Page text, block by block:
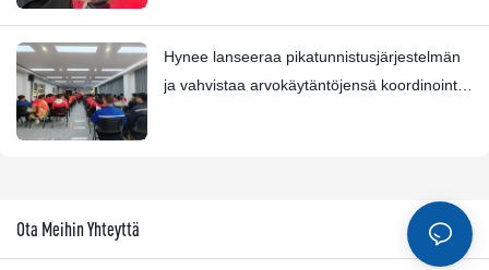
Hynee lanseeraa pikatunnistusjärjestelmän
ja vahvistaa arvokäytäntöjensä koordinointia
Ota Meihin Yhteyttä